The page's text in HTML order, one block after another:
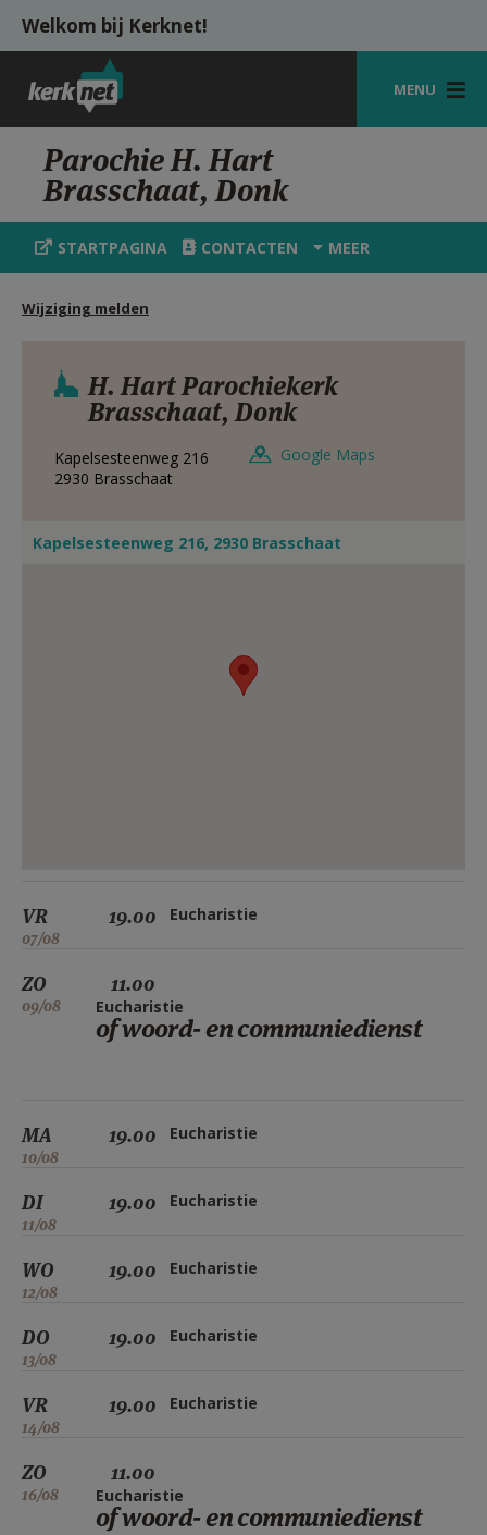
Overslaan en naar de inhoud gaan
Welkom bij Kerknet!
MENU
STARTPAGINA
KERK
VIERINGEN
HULP
MIJN PAROCHIE
AANMELDEN OF REGISTREREN
Parochie H. Hart
Brasschaat, Donk
STARTPAGINA CONTACTEN MEER
Wijziging melden
H. Hart Parochiekerk
Brasschaat, Donk
Kapelsesteenweg 216
2930 Brasschaat
Google Maps
Kapelsesteenweg 216, 2930 Brasschaat
VR
07/08
19.00 Eucharistie
ZO
09/08
11.00
Eucharistie
of woord- en communiedienst
MA
10/08
19.00 Eucharistie
DI
11/08
19.00 Eucharistie
WO
12/08
19.00 Eucharistie
DO
13/08
19.00 Eucharistie
VR
14/08
19.00 Eucharistie
ZO
16/08
11.00
Eucharistie
of woord- en communiedienst